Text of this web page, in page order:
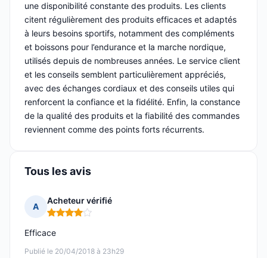
une disponibilité constante des produits. Les clients
citent régulièrement des produits efficaces et adaptés
à leurs besoins sportifs, notamment des compléments
et boissons pour l’endurance et la marche nordique,
utilisés depuis de nombreuses années. Le service client
et les conseils semblent particulièrement appréciés,
avec des échanges cordiaux et des conseils utiles qui
renforcent la confiance et la fidélité. Enfin, la constance
de la qualité des produits et la fiabilité des commandes
reviennent comme des points forts récurrents.
Tous les avis
A
Acheteur vérifié
Note : 4 sur 5
Publié le 20/04/2018 à 23h29
Efficace